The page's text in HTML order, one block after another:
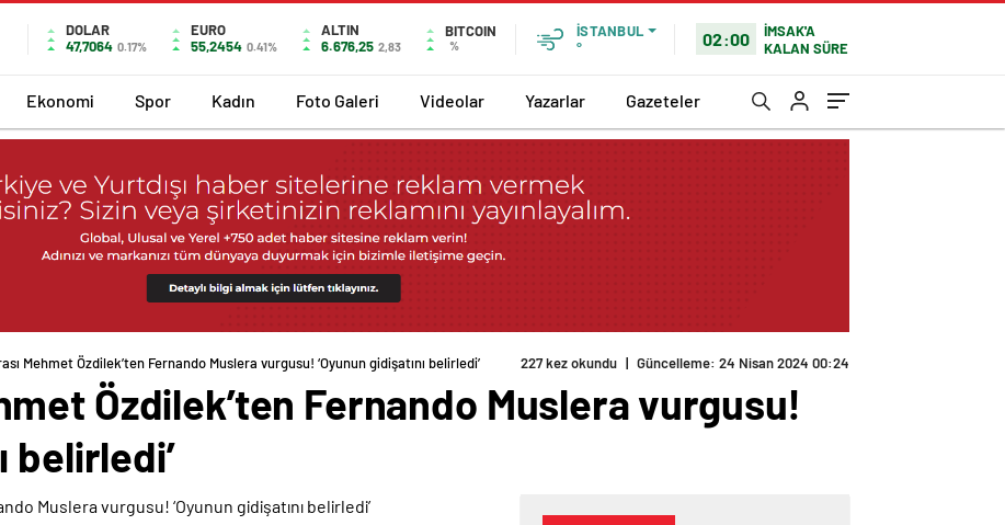
DOLAR
47,7064 0.17%
EURO
55,2454 0.41%
ALTIN
6.676,25 2,83
BITCOIN
%
İSTANBUL
°
02:00
İMSAK'A
KALAN SÜRE
Ekonomi Spor Kadın Foto Galeri Videolar Yazarlar Gazeteler
Mehmet Özdilek’ten Fernando Muslera vurgusu! ‘Oyunun gidişatını belirledi’ 227 kez okundu | Güncelleme: 24 Nisan 2024 00:24
Özdilek’ten Fernando Muslera vurgusu!
belirledi’